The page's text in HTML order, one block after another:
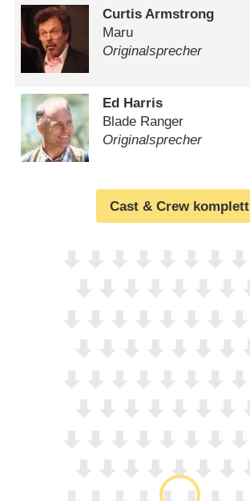
Curtis Armstrong
Maru
Originalsprecher
Ed Harris
Blade Ranger
Originalsprecher
Cast & Crew komplett